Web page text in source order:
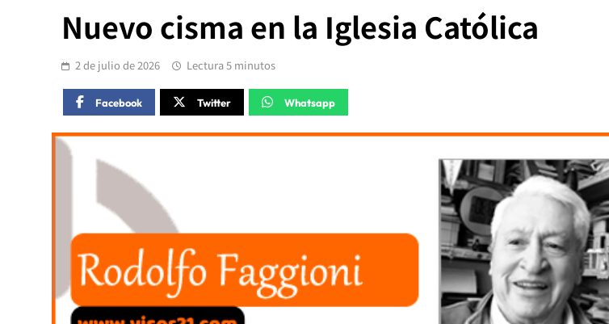
Nuevo cisma en la Iglesia Católica
2 de julio de 2026 Lectura 5 minutos
Facebook Twitter Whatsapp